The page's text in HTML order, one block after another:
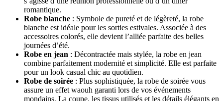
romantique.
Robe blanche : Symbole de pureté et de légèreté, la robe
blanche est idéale pour les sorties estivales. Associée à des
accessoires colorés, elle devient l’alliée parfaite des belles
journées d’été.
Robe en jean : Décontractée mais stylée, la robe en jean
combine parfaitement modernité et simplicité. Elle est parfaite
pour un look casual chic au quotidien.
Robe de soirée : Plus sophistiquée, la robe de soirée vous
assure un effet waouh garanti lors de vos événements
mondains. La coupe, les tissus utilisés et les détails élégants en